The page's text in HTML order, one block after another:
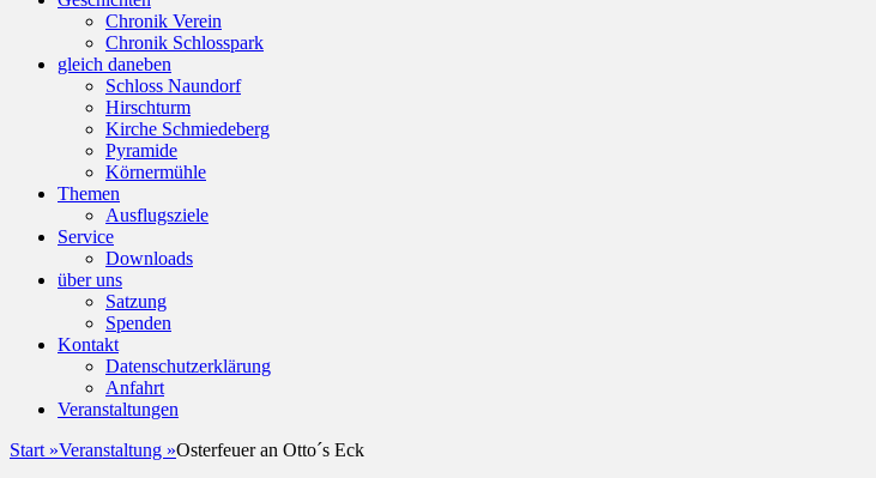
Chronik Verein
Chronik Schlosspark
gleich daneben
Schloss Naundorf
Hirschturm
Kirche Schmiedeberg
Pyramide
Körnermühle
Themen
Ausflugsziele
Service
Downloads
über uns
Satzung
Spenden
Kontakt
Datenschutzerklärung
Anfahrt
Veranstaltungen
Start »Veranstaltung »Osterfeuer an Otto´s Eck